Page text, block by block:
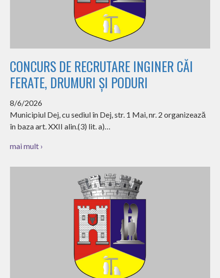
CONCURS DE RECRUTARE INGINER CĂI
FERATE, DRUMURI ȘI PODURI
8/6/2026
Municipiul Dej, cu sediul în Dej, str. 1 Mai, nr. 2 organizează
în baza art. XXII alin.(3) lit. a)…
mai mult ›